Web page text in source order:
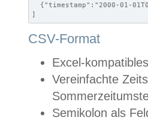
{"timestamp":"2000-01-
]
CSV-Format
Excel-
Vereinfachte
Semikolon als